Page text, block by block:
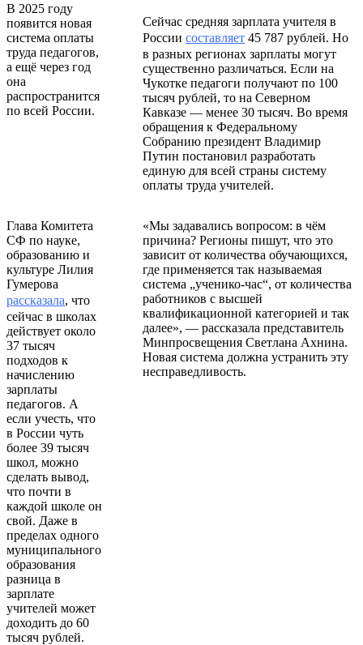
В 2025 году
появится новая
система оплаты
труда педагогов,
а ещё через год
она
распространится
по всей России.
Сейчас средняя зарплата учителя в
России составляет 45 787 рублей. Но
в разных регионах зарплаты могут
существенно различаться. Если на
Чукотке педагоги получают по 100
тысяч рублей, то на Северном
Кавказе — менее 30 тысяч. Во время
обращения к Федеральному
Собранию президент Владимир
Путин постановил разработать
единую для всей страны систему
оплаты труда учителей.
Глава Комитета
СФ по науке,
образованию и
культуре Лилия
Гумерова
рассказала, что
сейчас в школах
действует около
37 тысяч
подходов к
начислению
зарплаты
педагогов. А
если учесть, что
в России чуть
более 39 тысяч
школ, можно
сделать вывод,
что почти в
каждой школе он
свой. Даже в
пределах одного
муниципального
образования
разница в
зарплате
учителей может
доходить до 60
тысяч рублей.
«Мы задавались вопросом: в чём
причина? Регионы пишут, что это
зависит от количества обучающихся,
где применяется так называемая
система „ученико-час“, от количества
работников с высшей
квалификационной категорией и так
далее», — рассказала представитель
Минпросвещения Светлана Ахнина.
Новая система должна устранить эту
несправедливость.